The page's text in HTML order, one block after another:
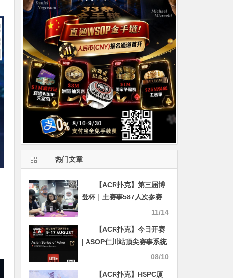
热门文章
【ACR扑克】第三届博
登杯｜主赛事587人次参赛
134人晋级Day2 叶晓辉领跑
11/14
【ACR扑克】今日开赛
| ASOP仁川站顶尖赛事系统
08/10
【ACR扑克】HSPC厦